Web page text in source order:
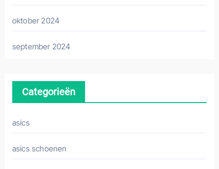
oktober 2024
september 2024
Categorieën
asics
asics schoenen